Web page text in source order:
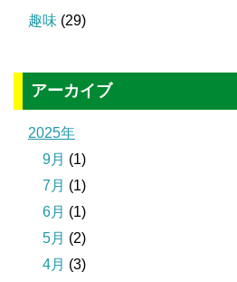
趣味 (29)
アーカイブ
2025年
9月 (1)
7月 (1)
6月 (1)
5月 (2)
4月 (3)